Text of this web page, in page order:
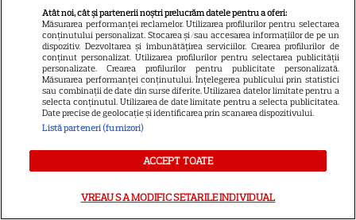
14
Elon Musk, atac la adresa
regizorului premiat cu Oscar
care a realizat documentarul
despre viața sa. Filmul are 232
de minute
VEDETE STRĂINE
Marvel are un nou Black
Panther. David Jonsson preia
moștenirea lui Chadwick
Atât noi, cât și partenerii noștri prelucrăm datele pentru a oferi:
Măsurarea performanței reclamelor. Utilizarea profilurilor pentru selectarea
conținutului personalizat. Stocarea și/sau accesarea informațiilor de pe un
dispozitiv. Dezvoltarea și îmbunătățirea serviciilor. Crearea profilurilor de
conținut personalizat. Utilizarea profilurilor pentru selectarea publicității
personalizate. Crearea profilurilor pentru publicitate personalizată.
Măsurarea performanței conținutului. Înțelegerea publicului prin statistici
sau combinații de date din surse diferite. Utilizarea datelor limitate pentru a
selecta conținutul. Utilizarea de date limitate pentru a selecta publicitatea.
Date precise de geolocație și identificarea prin scanarea dispozitivului.
Listă parteneri (furnizori)
ACCEPT TOATE
VREAU SA MODIFIC SETARILE INDIVIDUAL